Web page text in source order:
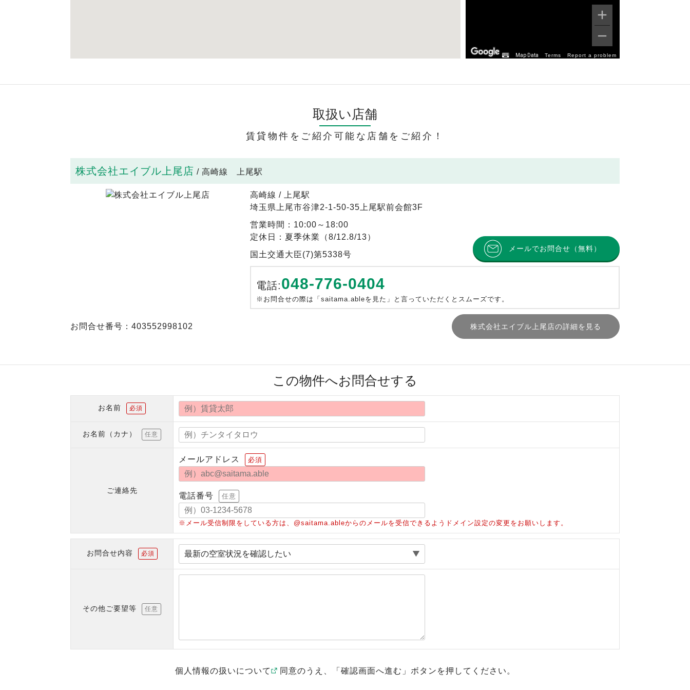
Map Data Terms Report a problem
取扱い店舗
賃貸物件をご紹介可能な店舗をご紹介！
株式会社エイブル上尾店 / 高崎線 上尾駅
高崎線 / 上尾駅
埼玉県上尾市谷津2-1-50-35上尾駅前会館3F
営業時間：10:00～18:00
定休日：夏季休業（8/12.8/13）
国土交通大臣(7)第5338号
メールでお問合せ（無料）
電話:048-776-0404
※お問合せの際は「saitama.ableを見た」と言っていただくとスムーズです。
お問合せ番号：403552998102 株式会社エイブル上尾店の詳細を見る
この物件へお問合せする
お名前 必須
お名前（カナ） 任意
ご連絡先
メールアドレス 必須
電話番号 任意
※メール受信制限をしている方は、@saitama.ableからのメールを受信できるようドメイン設定の変更をお願いします。
お問合せ内容 必須
その他ご要望等 任意
個人情報の扱いについて 同意のうえ、「確認画面へ進む」ボタンを押してください。